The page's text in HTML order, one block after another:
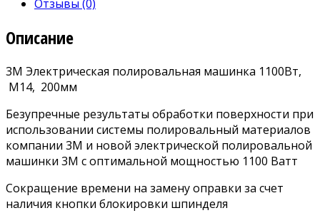
Отзывы (0)
Описание
3M Электрическая полировальная машинка 1100Вт,
М14, 200мм
Безупречные результаты обработки поверхности при
использовании системы полировальный материалов
компании 3М и новой электрической полировальной
машинки 3М с оптимальной мощностью 1100 Ватт
Сокращение времени на замену оправки за счет
наличия кнопки блокировки шпинделя